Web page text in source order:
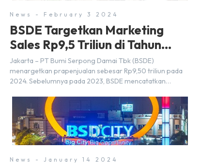
News - February 3 2024
BSDE Targetkan Marketing
Sales Rp9,5 Triliun di Tahun
2024
Jakarta – PT Bumi Serpong Damai Tbk (BSDE)
menargetkan prapenjualan sebesar Rp9,50 triliun pada
2024. Sebelumnya pada 2023, BSDE mencatatkan
melampaui target prapenjualan sebesar Rp8,80 triliun.
Menurut Direktur BSDE Hermawan Wijaya menghadapi
2024, kondisi ekonomi global maupun nasional dapat
memengaruhi pertimbangan masyarakat untuk membeli
rumah maupun investasi di sektor […]
News - January 14 2024